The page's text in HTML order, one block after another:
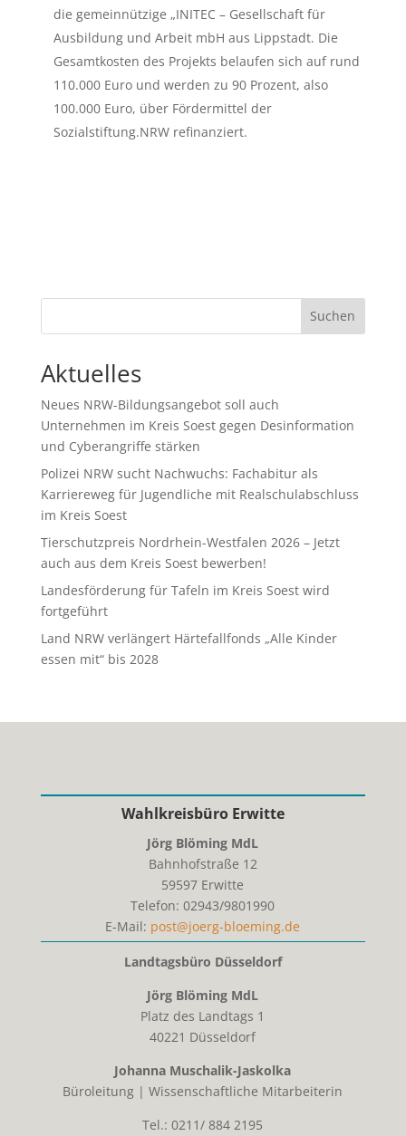
die gemeinnützige „INITEC – Gesellschaft für
Ausbildung und Arbeit mbH aus Lippstadt. Die
Gesamtkosten des Projekts belaufen sich auf rund
110.000 Euro und werden zu 90 Prozent, also
100.000 Euro, über Fördermittel der
Sozialstiftung.NRW refinanziert.
Suchen
Aktuelles
Neues NRW-Bildungsangebot soll auch
Unternehmen im Kreis Soest gegen Desinformation
und Cyberangriffe stärken
Polizei NRW sucht Nachwuchs: Fachabitur als
Karriereweg für Jugendliche mit Realschulabschluss
im Kreis Soest
Tierschutzpreis Nordrhein-Westfalen 2026 – Jetzt
auch aus dem Kreis Soest bewerben!
Landesförderung für Tafeln im Kreis Soest wird
fortgeführt
Land NRW verlängert Härtefallfonds „Alle Kinder
essen mit“ bis 2028
Wahlkreisbüro Erwitte
Jörg Blöming MdL
Bahnhofstraße 12
59597 Erwitte
Telefon: 02943/9801990
E-Mail: post@joerg-bloeming.de
Landtagsbüro Düsseldorf
Jörg Blöming MdL
Platz des Landtags 1
40221 Düsseldorf
Johanna Muschalik-Jaskolka
Büroleitung | Wissenschaftliche Mitarbeiterin
Tel.: 0211/ 884 2195